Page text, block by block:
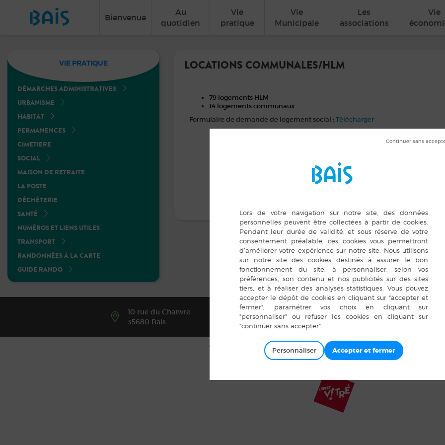
Bienvenue
Au
quotidien
Vie
pratique
Vie
Municipale
Les
associations
Vie
VIE PRATIQUE
DÉMARCHES ADMINISTRATIVES
URBANISME
HABITAT
PERMANENCES
CIMETIERE
SOCIAL
MAISON DE RETRAITE
LA POSTE
DÉCHÈTERIE
SANTÉ
NUMÉROS ET LIENS UTILES
TRANSPORT
RANDONNÉES À LA CARTE
GUIDE RANDO
LOCATIONS COMMUNALES/HLM
79 logements HLM
14 logements communaux
Formulaire de demande de logement social : Télécharger
10 rue du Chanvre
35680 Bais
Tél : 02 99 76 30 26
© Copyright Bais 2015 | Mentions légales Plan du site Cookies
Personnaliser